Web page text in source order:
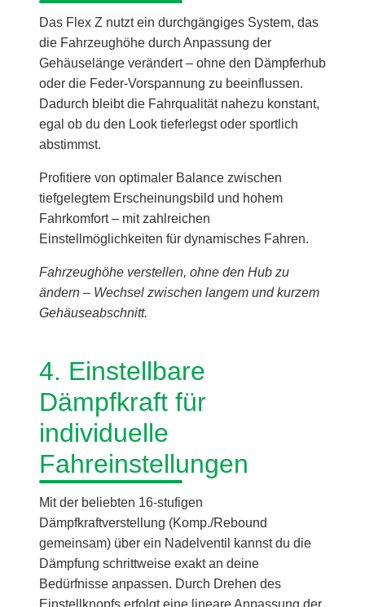
Das Flex Z nutzt ein durchgängiges System, das
die Fahrzeughöhe durch Anpassung der
Gehäuselänge verändert – ohne den Dämpferhub
oder die Feder-Vorspannung zu beeinflussen.
Dadurch bleibt die Fahrqualität nahezu konstant,
egal ob du den Look tieferlegst oder sportlich
abstimmst.
Profitiere von optimaler Balance zwischen
tiefgelegtem Erscheinungsbild und hohem
Fahrkomfort – mit zahlreichen
Einstellmöglichkeiten für dynamisches Fahren.
Fahrzeughöhe verstellen, ohne den Hub zu
ändern – Wechsel zwischen langem und kurzem
Gehäuseabschnitt.
4. Einstellbare
Dämpfkraft für
individuelle
Fahreinstellungen
Mit der beliebten 16-stufigen
Dämpfkraftverstellung (Komp./Rebound
gemeinsam) über ein Nadelventil kannst du die
Dämpfung schrittweise exakt an deine
Bedürfnisse anpassen. Durch Drehen des